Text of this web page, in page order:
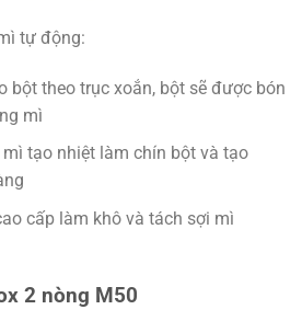
tự động:
bột theo trục xoắn, bột sẽ được bón
mì
mì tạo nhiệt làm chín bột và tạo
cấp làm khô và tách sợi mì
2 nòng M50